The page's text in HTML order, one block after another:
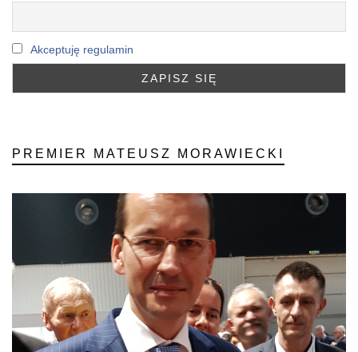
Akceptuję regulamin
PREMIER MATEUSZ MORAWIECKI